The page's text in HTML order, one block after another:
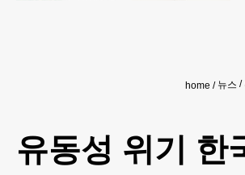
home 뉴스
유동성 위기 한